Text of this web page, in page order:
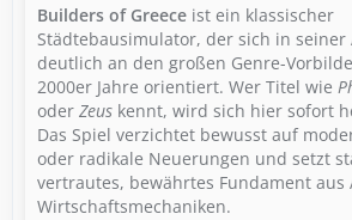
Builders of Greece ist ein klassischer
Städtebausimulator, der sich in
deutlich an den großen Genre-
2000er Jahre orientiert. Wer Titel wie
oder Zeus kennt, wird sich hier sofort
Das Spiel verzichtet bewusst auf
oder radikale Neuerungen und setzt
vertrautes, bewährtes Fundament aus
Wirtschaftsmechaniken.